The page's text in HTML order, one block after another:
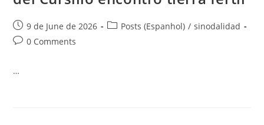
9 de June de 2026 Posts (Espanhol) / sinodalidad
0 Comments
…